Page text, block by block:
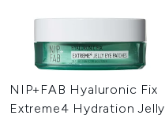
NIP+FAB Hyaluronic Fix
Extreme4 Hydration Jelly